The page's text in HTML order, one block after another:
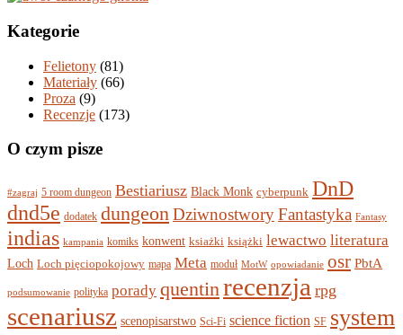
Kategorie
Felietony (81)
Materiały (66)
Proza (9)
Recenzje (173)
O czym pisze
#zagraj 5 room dungeon Bestiariusz Black Monk cyberpunk DnD
dnd5e dodatek dungeonDziwnostworyFantastyka Fantasy
indias kampania komiks konwent ksiażki książki lewactwo literatura
Loch Loch pięciopokojowy mapa Meta moduł MotW opowiadanie osr PbtA
podsumowanie polityka porady quentinrecenzja rpg
scenariusz scenopisarstwo Sci-Fi science fiction SF system